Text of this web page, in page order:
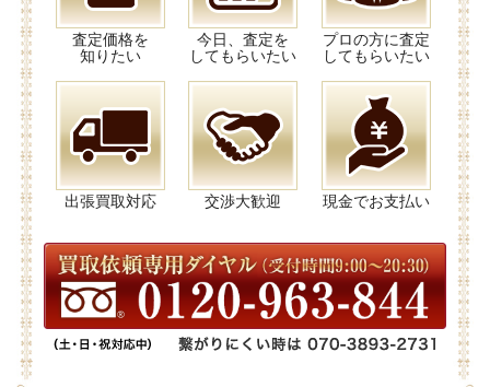
査定価格を
知りたい
今日、査定を
してもらいたい
プロの方に査定
してもらいたい
出張買取対応 交渉大歓迎 現金でお支払い